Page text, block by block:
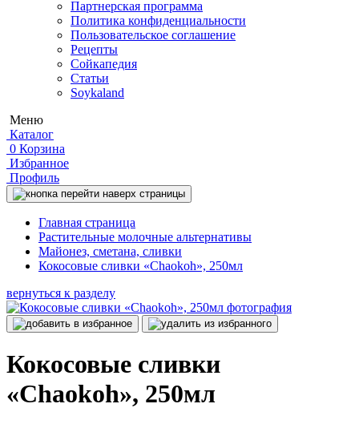
Партнерская программа
Политика конфиденциальности
Пользовательское соглашение
Рецепты
Сойкапедия
Статьи
Soykaland
Меню
Каталог
0 Корзина
Избранное
Профиль
Главная страница
Растительные молочные альтернативы
Майонез, сметана, сливки
Кокосовые сливки «Chaokoh», 250мл
вернуться к разделу
Кокосовые сливки
«Chaokoh», 250мл